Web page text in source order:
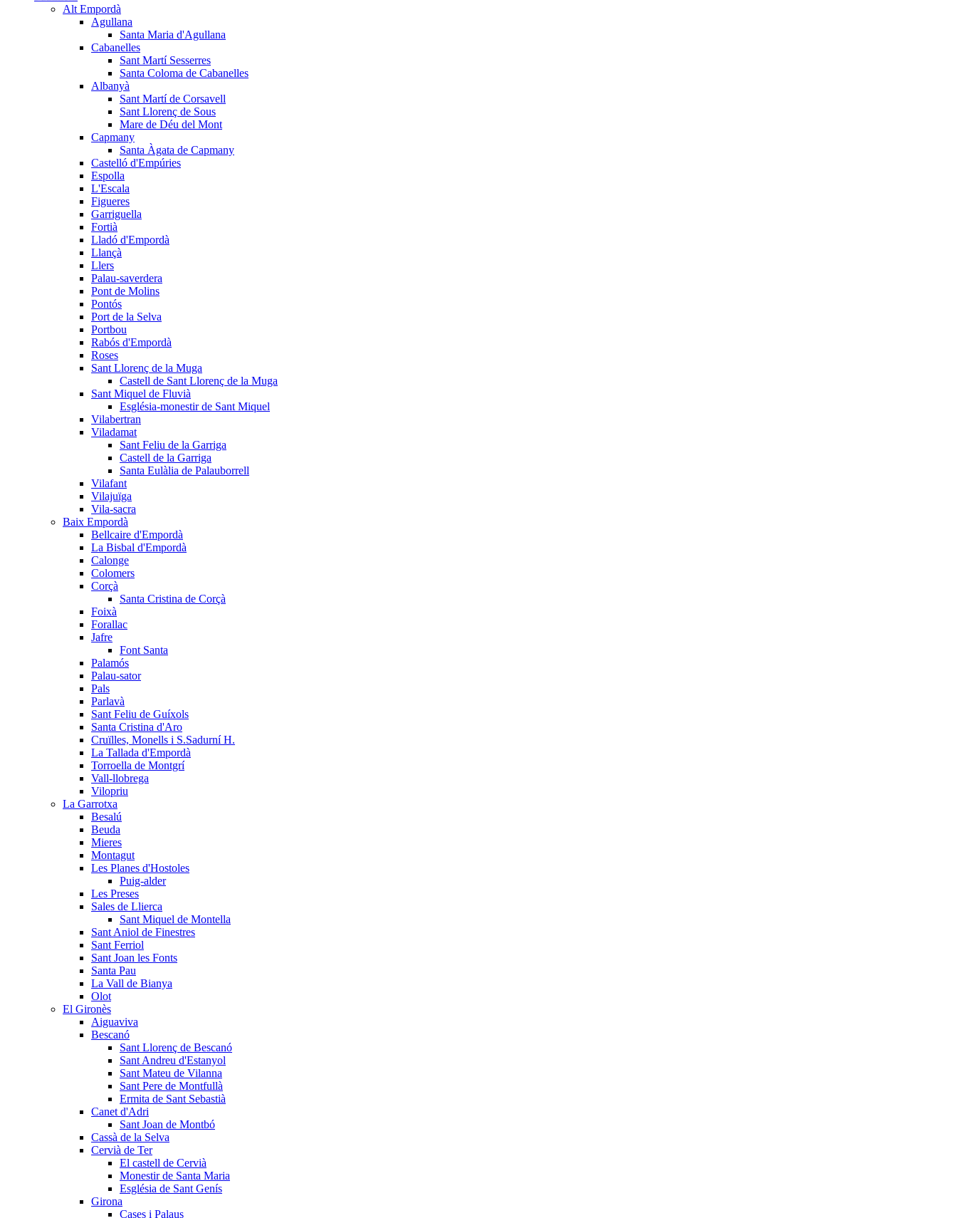
Alt Empordà
Agullana
Santa Maria d'Agullana
Cabanelles
Sant Martí Sesserres
Santa Coloma de Cabanelles
Albanyà
Sant Martí de Corsavell
Sant Llorenç de Sous
Mare de Déu del Mont
Capmany
Santa Àgata de Capmany
Castelló d'Empúries
Espolla
L'Escala
Figueres
Garriguella
Fortià
Lladó d'Empordà
Llançà
Llers
Palau-saverdera
Pont de Molins
Pontós
Port de la Selva
Portbou
Rabós d'Empordà
Roses
Sant Llorenç de la Muga
Castell de Sant Llorenç de la Muga
Sant Miquel de Fluvià
Església-monestir de Sant Miquel
Vilabertran
Viladamat
Sant Feliu de la Garriga
Castell de la Garriga
Santa Eulàlia de Palauborrell
Vilafant
Vilajuïga
Vila-sacra
Baix Empordà
Bellcaire d'Empordà
La Bisbal d'Empordà
Calonge
Colomers
Corçà
Santa Cristina de Corçà
Foixà
Forallac
Jafre
Font Santa
Palamós
Palau-sator
Pals
Parlavà
Sant Feliu de Guíxols
Santa Cristina d'Aro
Cruïlles, Monells i S.Sadurní H.
La Tallada d'Empordà
Torroella de Montgrí
Vall-llobrega
Vilopriu
La Garrotxa
Besalú
Beuda
Mieres
Montagut
Les Planes d'Hostoles
Puig-alder
Les Preses
Sales de Llierca
Sant Miquel de Montella
Sant Aniol de Finestres
Sant Ferriol
Sant Joan les Fonts
Santa Pau
La Vall de Bianya
Olot
El Gironès
Aiguaviva
Bescanó
Sant Llorenç de Bescanó
Sant Andreu d'Estanyol
Sant Mateu de Vilanna
Sant Pere de Montfullà
Ermita de Sant Sebastià
Canet d'Adri
Sant Joan de Montbó
Cassà de la Selva
Cervià de Ter
El castell de Cervià
Monestir de Santa Maria
Església de Sant Genís
Girona
Cases i Palaus